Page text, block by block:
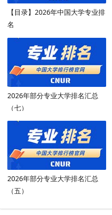
【目录】2026年中国大学专业排
名
2026年部分专业大学排名汇总
（七）
2026年部分专业大学排名汇总
（五）